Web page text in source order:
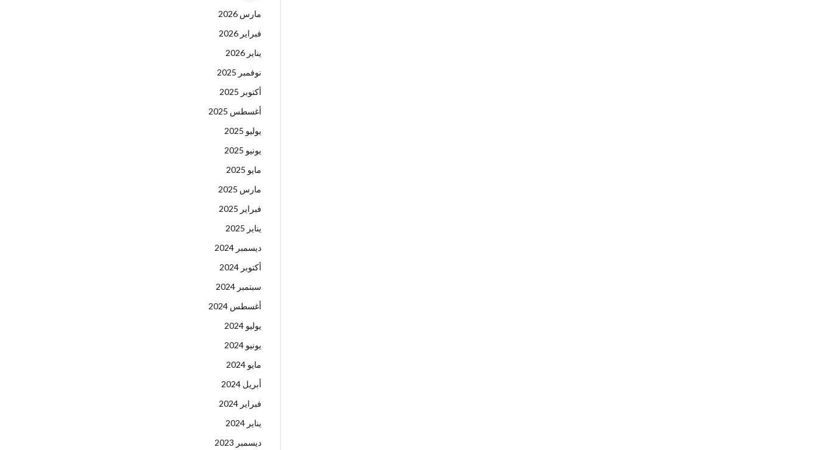
مارس 2026
فبراير 2026
يناير 2026
نوفمبر 2025
أكتوبر 2025
أغسطس 2025
يوليو 2025
يونيو 2025
مايو 2025
مارس 2025
فبراير 2025
يناير 2025
ديسمبر 2024
أكتوبر 2024
سبتمبر 2024
أغسطس 2024
يوليو 2024
يونيو 2024
مايو 2024
أبريل 2024
فبراير 2024
يناير 2024
ديسمبر 2023